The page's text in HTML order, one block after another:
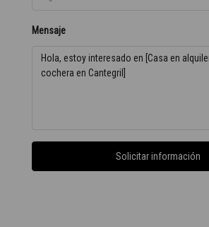
Mensaje
Solicitar información